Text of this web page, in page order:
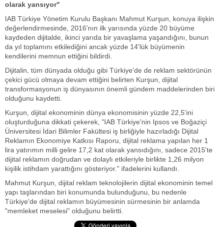
olarak yansıyor"
IAB Türkiye Yönetim Kurulu Başkanı Mahmut Kurşun, konuya ilişkin
değerlendirmesinde, 2016'nın ilk yarısında yüzde 20 büyüme
kaydeden dijitalde, ikinci yarıda bir yavaşlama yaşandığını, bunun
da yıl toplamını etkilediğini ancak yüzde 14'lük büyümenin
kendilerini memnun ettiğini bildirdi.
Dijitalin, tüm dünyada olduğu gibi Türkiye'de de reklam sektörünün
çekici gücü olmaya devam ettiğini belirten Kurşun, dijital
transformasyonun iş dünyasının önemli gündem maddelerinden biri
olduğunu kaydetti.
Kurşun, dijital ekonominin dünya ekonomisinin yüzde 22,5'ini
oluşturduğuna dikkati çekerek, "IAB Türkiye'nin Ipsos ve Boğaziçi
Üniversitesi İdari Bilimler Fakültesi iş birliğiyle hazırladığı Dijital
Reklamın Ekonomiye Katkısı Raporu, dijital reklama yapılan her 1
lira yatırımın milli gelire 17,2 kat olarak yansıdığını, sadece 2015'te
dijital reklamın doğrudan ve dolaylı etkileriyle birlikte 1,26 milyon
kişilik istihdam yarattığını gösteriyor." ifadelerini kullandı.
Mahmut Kurşun, dijital reklam teknolojilerin dijital ekonominin temel
yapı taşlarından biri konumunda bulunduğunu, bu nedenle
Türkiye'de dijital reklamın büyümesinin sürmesinin bir anlamda
"memleket meselesi" olduğunu belirtti.